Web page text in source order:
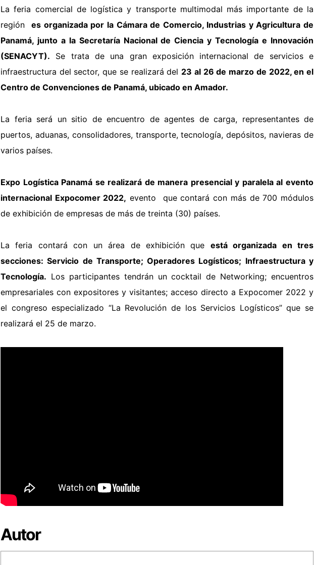
La feria comercial de logística y transporte multimodal más importante de la
regiónes organizada por la Cámara de Comercio, Industrias y Agricultura de
Panamá, junto a la Secretaría Nacional de Ciencia yTecnología e Innovación
(SENACYT). Se trata de una gran exposición internacional de servicios e
infraestructura del sector, que se realizará del 23 al 26 de marzo de 2022, en el
Centro de Convenciones de Panamá, ubicado en Amador.
La feria será un sitio de encuentro de agentes de carga, representantes de
puertos, aduanas, consolidadores, transporte, tecnología, depósitos, navieras de
varios países.
Expo Logística Panamá se realizará de manera presencial y paralela al evento
internacional Expocomer 2022, evento que contará con más de 700 módulos
de exhibición de empresas de más de treinta (30) países.
La feria contará con un área de exhibición que está organizada en tres
secciones: Servicio de Transporte; Operadores Logísticos; Infraestructura y
Tecnología. Los participantes tendrán un cocktail de Networking; encuentros
empresariales con expositores y visitantes; acceso directo a Expocomer 2022 y
el congreso especializado “La Revolución de los Servicios Logísticos” que se
realizará el 25 de marzo.
Autor